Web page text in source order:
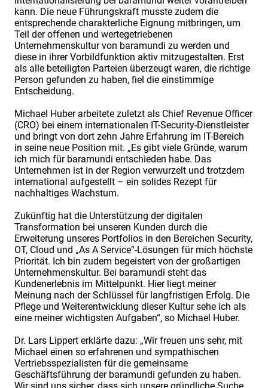
kann. Die neue Führungskraft musste zudem die
entsprechende charakterliche Eignung mitbringen, um
Teil der offenen und wertegetriebenen
Unternehmenskultur von baramundi zu werden und
diese in ihrer Vorbildfunktion aktiv mitzugestalten. Erst
als alle beteiligten Parteien überzeugt waren, die richtige
Person gefunden zu haben, fiel die einstimmige
Entscheidung.
Michael Huber arbeitete zuletzt als Chief Revenue Officer
(CRO) bei einem internationalen IT-Security-Dienstleister
und bringt von dort zehn Jahre Erfahrung im IT-Bereich
in seine neue Position mit. „Es gibt viele Gründe, warum
ich mich für baramundi entschieden habe. Das
Unternehmen ist in der Region verwurzelt und trotzdem
international aufgestellt – ein solides Rezept für
nachhaltiges Wachstum.
Zukünftig hat die Unterstützung der digitalen
Transformation bei unseren Kunden durch die
Erweiterung unseres Portfolios in den Bereichen Security,
OT, Cloud und „As A Service“-Lösungen für mich höchste
Priorität. Ich bin zudem begeistert von der großartigen
Unternehmenskultur. Bei baramundi steht das
Kundenerlebnis im Mittelpunkt. Hier liegt meiner
Meinung nach der Schlüssel für langfristigen Erfolg. Die
Pflege und Weiterentwicklung dieser Kultur sehe ich als
eine meiner wichtigsten Aufgaben“, so Michael Huber.
Dr. Lars Lippert erklärte dazu: „Wir freuen uns sehr, mit
Michael einen so erfahrenen und sympathischen
Vertriebsspezialisten für die gemeinsame
Geschäftsführung der baramundi gefunden zu haben.